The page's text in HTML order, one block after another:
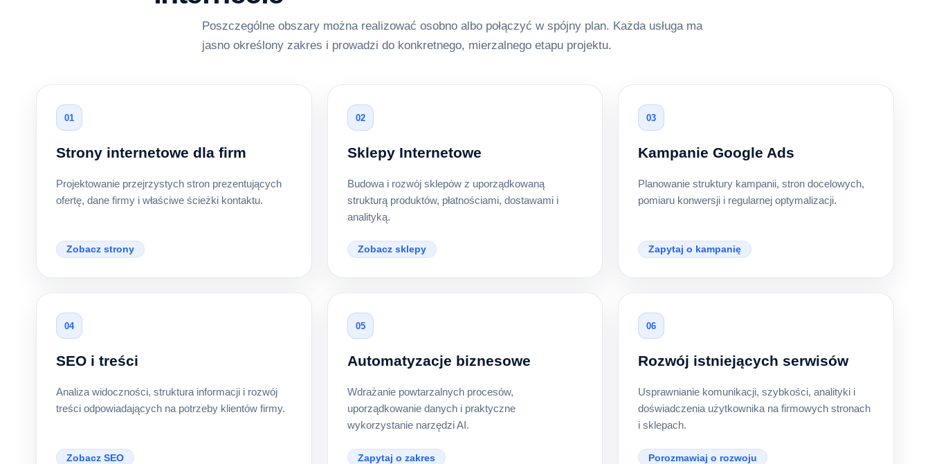
Poszczególne obszary można realizować osobno albo połączyć w spójny plan. Każda usługa ma
jasno określony zakres i prowadzi do konkretnego, mierzalnego etapu projektu.
01
Strony internetowe dla firm
Projektowanie przejrzystych stron prezentujących
ofertę, dane firmy i właściwe ścieżki kontaktu.
Zobacz strony
02
Sklepy Internetowe
Budowa i rozwój sklepów z uporządkowaną
strukturą produktów, płatnościami, dostawami i
analityką.
Zobacz sklepy
03
Kampanie Google Ads
Planowanie struktury kampanii, stron docelowych,
pomiaru konwersji i regularnej optymalizacji.
Zapytaj o kampanię
04
SEO i treści
Analiza widoczności, struktura informacji i rozwój
treści odpowiadających na potrzeby klientów firmy.
Zobacz SEO
05
Automatyzacje biznesowe
Wdrażanie powtarzalnych procesów,
uporządkowanie danych i praktyczne
wykorzystanie narzędzi AI.
Zapytaj o zakres
06
Rozwój istniejących serwisów
Usprawnianie komunikacji, szybkości, analityki i
doświadczenia użytkownika na firmowych stronach
i sklepach.
Porozmawiaj o rozwoju